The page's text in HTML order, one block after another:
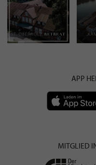
APP
MITGLIED